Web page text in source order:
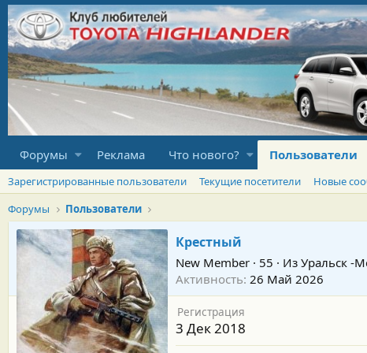
Форумы Реклама Что нового? Пользователи
Зарегистрированные пользователи Текущие посетители Новые
Форумы
Пользователи
Крестный
New Member · 55 · Из Уральск -
Активность 26 Май 2026
Регистрация
3 Дек 2018